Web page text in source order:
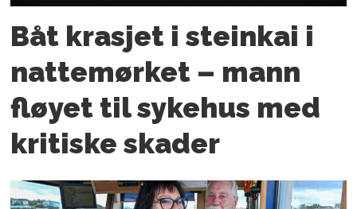
Båt krasjet i steinkai i
nattemørket – mann
fløyet til sykehus med
kritiske skader